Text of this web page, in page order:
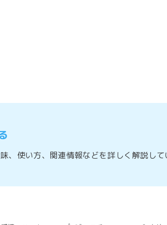
、使い方、関連情報などを詳しく解説し